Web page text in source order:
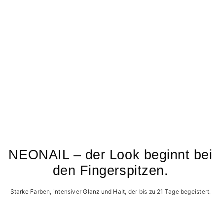
NEONAIL – der Look beginnt bei
den Fingerspitzen.
Starke Farben, intensiver Glanz und Halt, der bis zu 21 Tage begeistert.